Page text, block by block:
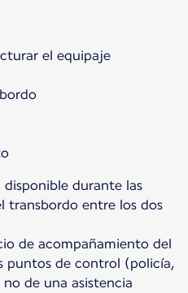
el equipaje
durante las
transbordo entre los dos
de acompañamiento del
puntos de control (policía,
de una asistencia